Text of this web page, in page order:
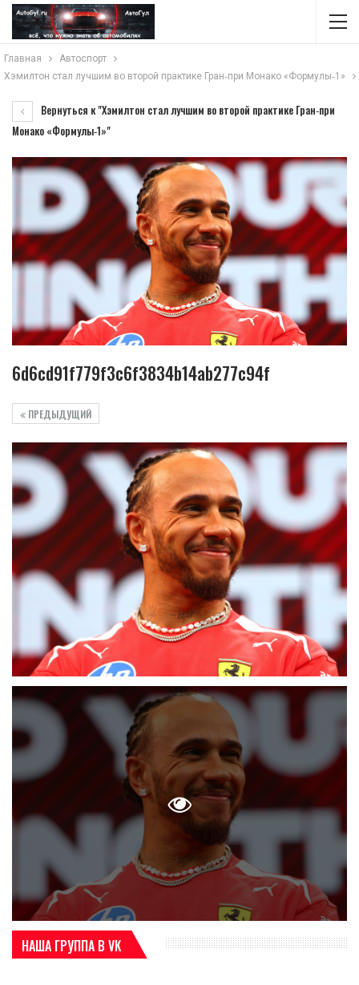
Главная
Автоспорт
Хэмилтон стал лучшим во второй практике Гран‑при Монако «Формулы‑1»
Вернуться к "Хэмилтон стал лучшим во второй практике Гран‑при
Монако «Формулы‑1»"
6d6cd91f779f3c6f3834b14ab277c94f
ПРЕДЫДУЩИЙ
НАША ГРУППА В VK